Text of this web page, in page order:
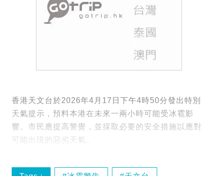
香港天文台於2026年4月17日下午4時50分發出特別
天氣提示，預料本港在未來一兩小時可能受冰雹影
響。市民應提高警覺，並採取必要的安全措施以應對
可能出現的惡劣天氣。